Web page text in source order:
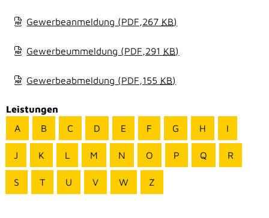
Gewerbeanmeldung (PDF,267 KB)
Gewerbeummeldung (PDF,291 KB)
Gewerbeabmeldung (PDF,155 KB)
Leistungen
A
B C D E F G H I
J K L M N O P Q R
S T U V W Z